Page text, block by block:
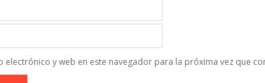
electrónico y web en este navegador para la próxima vez que